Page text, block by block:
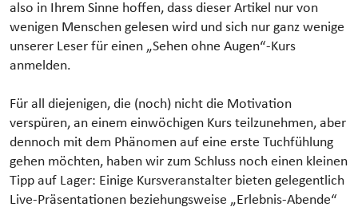
also in Ihrem Sinne hoffen, dass dieser Artikel nur von
wenigen Menschen gelesen wird und sich nur ganz wenige
unserer Leser für einen „Sehen ohne Augen“-Kurs
anmelden.
Für all diejenigen, die (noch) nicht die Motivation
verspüren, an einem einwöchigen Kurs teilzunehmen, aber
dennoch mit dem Phänomen auf eine erste Tuchfühlung
gehen möchten, haben wir zum Schluss noch einen kleinen
Tipp auf Lager: Einige Kursveranstalter bieten gelegentlich
Live-Präsentationen beziehungsweise „Erlebnis-Abende“